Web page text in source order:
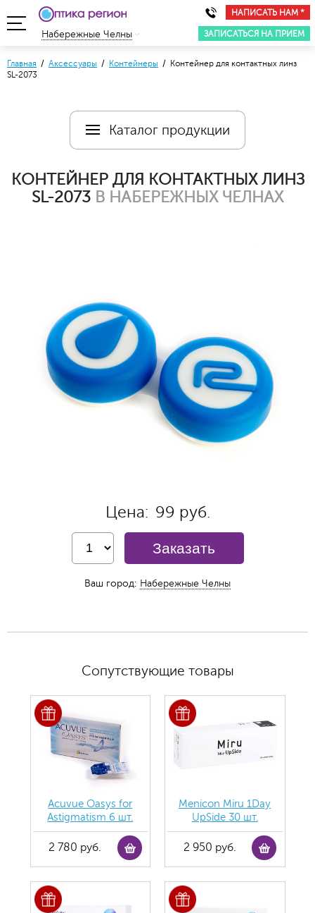
НАПИСАТЬ НАМ *
ЗАПИСАТЬСЯ НА ПРИЕМ
Набережные Челны
Главная / Аксессуары / Контейнеры / Контейнер для контактных линз
SL-2073
Каталог продукции
КОНТЕЙНЕР ДЛЯ КОНТАКТНЫХ ЛИНЗ
SL-2073 В НАБЕРЕЖНЫХ ЧЕЛНАХ
Цена: 99 руб.
Заказать
Ваш город: Набережные Челны
Сопутствующие товары
Acuvue Oasys for
Astigmatism 6 шт.
2 780 руб.
Menicon Miru 1Day
UpSide 30 шт.
2 950 руб.